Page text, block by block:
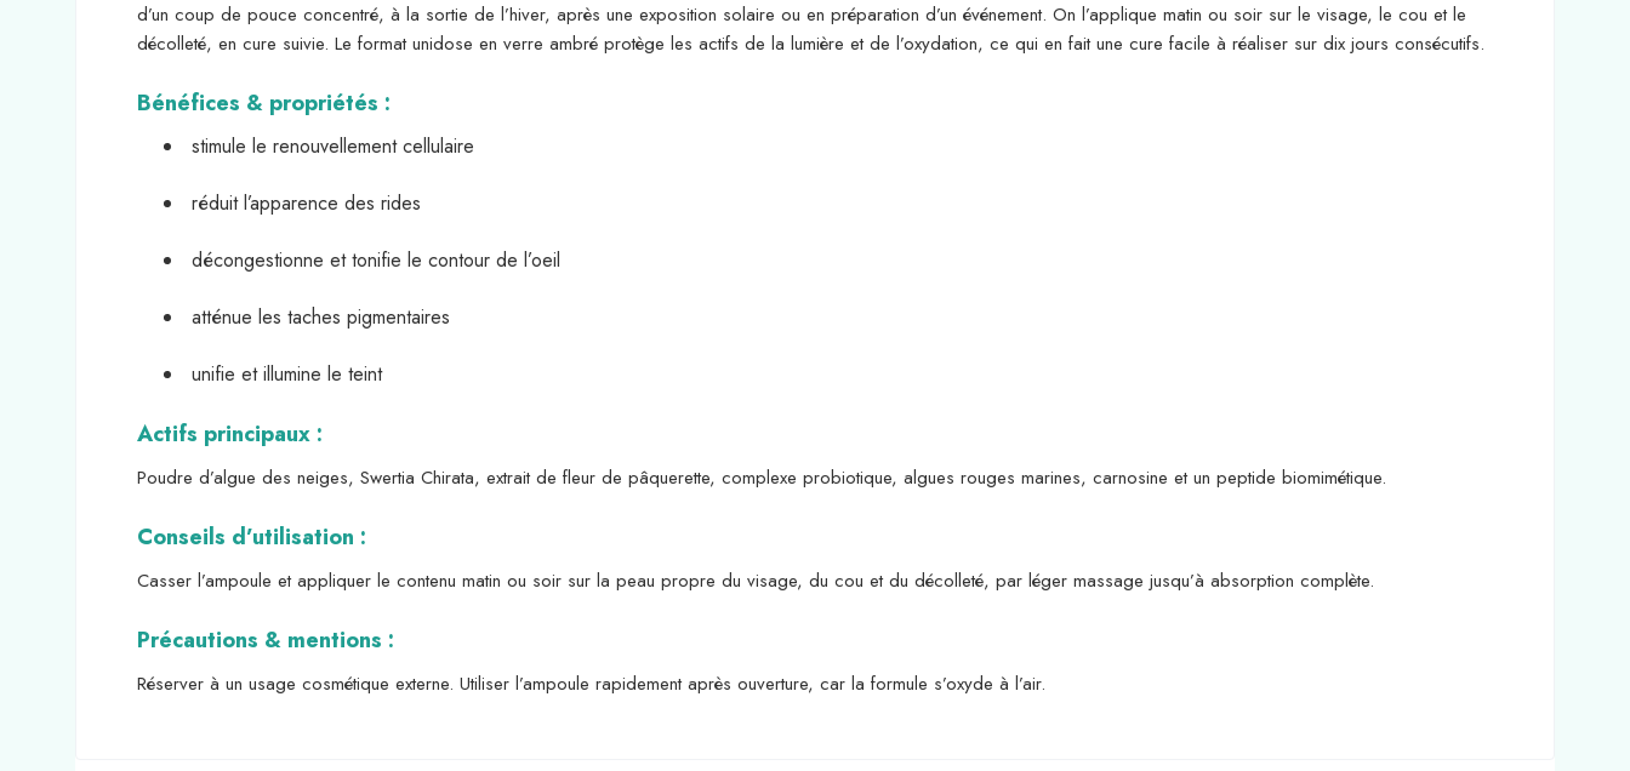
d’un coup de pouce concentré, à la sortie de l’hiver, après une exposition solaire ou en préparation d’un événement. On l’applique matin ou soir sur le visage, le cou et le
décolleté, en cure suivie. Le format unidose en verre ambré protège les actifs de la lumière et de l’oxydation, ce qui en fait une cure facile à réaliser sur dix jours consécutifs.
Bénéfices & propriétés :
stimule le renouvellement cellulaire
réduit l’apparence des rides
décongestionne et tonifie le contour de l’oeil
atténue les taches pigmentaires
unifie et illumine le teint
Actifs principaux :
Poudre d’algue des neiges, Swertia Chirata, extrait de fleur de pâquerette, complexe probiotique, algues rouges marines, carnosine et un peptide biomimétique.
Conseils d’utilisation :
Casser l’ampoule et appliquer le contenu matin ou soir sur la peau propre du visage, du cou et du décolleté, par léger massage jusqu’à absorption complète.
Précautions & mentions :
Réserver à un usage cosmétique externe. Utiliser l’ampoule rapidement après ouverture, car la formule s’oxyde à l’air.